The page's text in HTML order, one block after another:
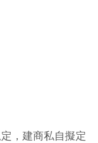
，建商私自擬定